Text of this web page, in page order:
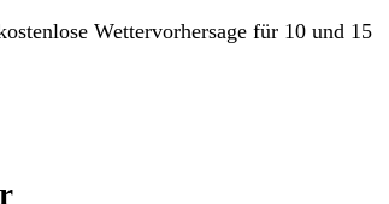
Wettervorhersage für 10 und 15